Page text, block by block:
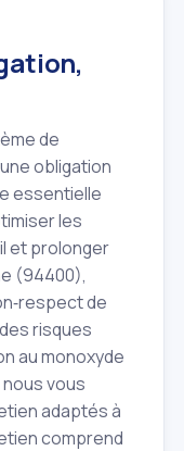
de
obligation
essentielle
les
et prolonger
(94400),
de
risques
au monoxyde
vous
adaptés à
comprend